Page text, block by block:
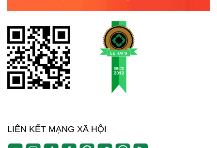
LIÊN KẾT MẠNG XÃ HỘI